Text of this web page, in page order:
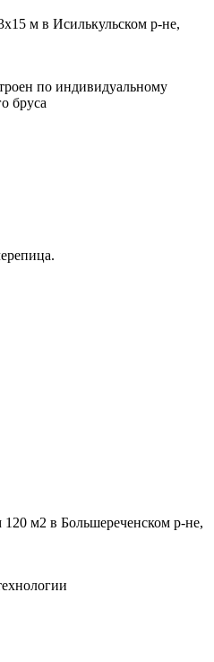
м в Исилькульском р-не,
по индивидуальному
бруса
м2 в Большереченском р-не,